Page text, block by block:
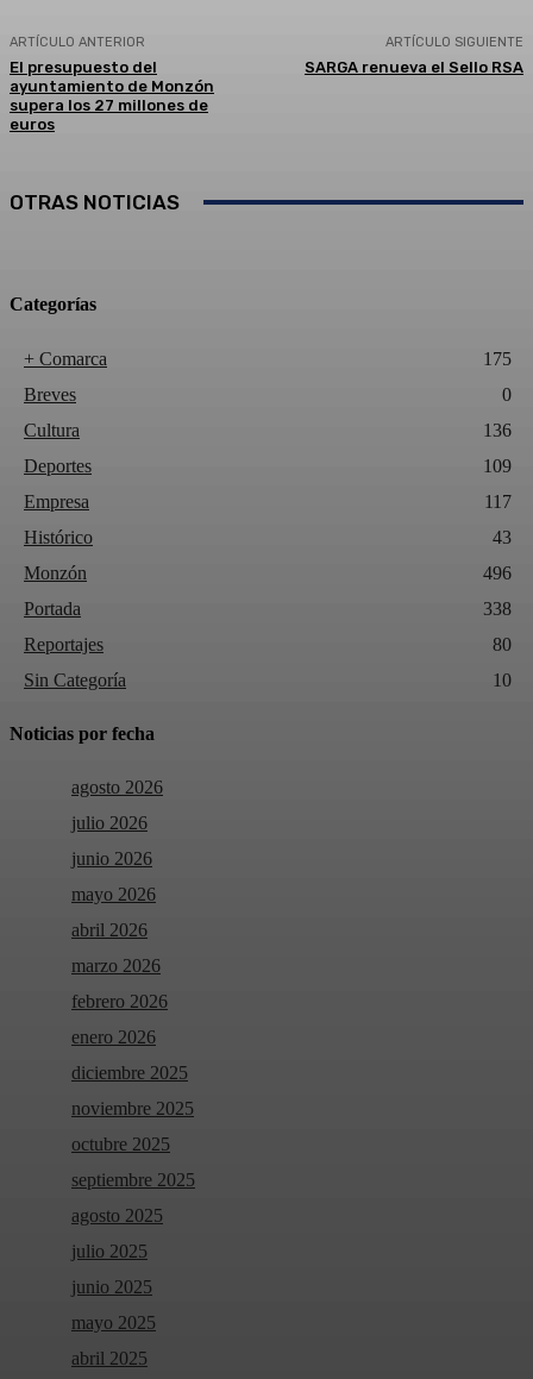
ARTÍCULO ANTERIOR
El presupuesto del
ayuntamiento de Monzón
supera los 27 millones de
euros
ARTÍCULO SIGUIENTE
SARGA renueva el Sello RSA
OTRAS NOTICIAS
Categorías
+ Comarca
175
Breves
0
Cultura
136
Deportes
109
Empresa
117
Histórico
43
Monzón
496
Portada
338
Reportajes
80
Sin Categoría
10
Noticias por fecha
agosto 2026
julio 2026
junio 2026
mayo 2026
abril 2026
marzo 2026
febrero 2026
enero 2026
diciembre 2025
noviembre 2025
octubre 2025
septiembre 2025
agosto 2025
julio 2025
junio 2025
mayo 2025
abril 2025